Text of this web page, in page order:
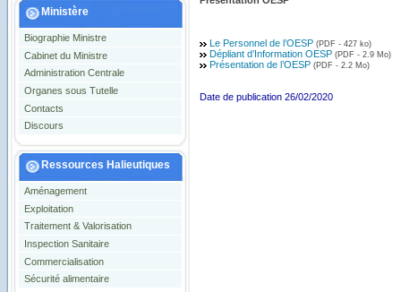
Ministère
Biographie Ministre
Cabinet du Ministre
Administration Centrale
Organes sous Tutelle
Contacts
Discours
Ressources Halieutiques
Aménagement
Exploitation
Traitement & Valorisation
Inspection Sanitaire
Commercialisation
Sécurité alimentaire
Le Personnel de l’OESP (PDF - 427 ko)
Dépliant d’Information OESP (PDF - 2.9 Mo)
Présentation de l’OESP (PDF - 2.2 Mo)
Date de publication 26/02/2020